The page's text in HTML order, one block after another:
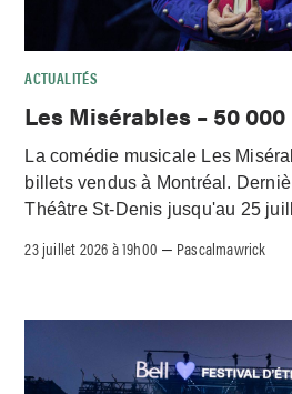
ACTUALITÉS
Les Misérables – 50
La comédie musicale Les
billets vendus à Montréal.
Théâtre St-Denis jusqu'au 25
23 juillet 2026 à 19h00 – Pascalmawrick